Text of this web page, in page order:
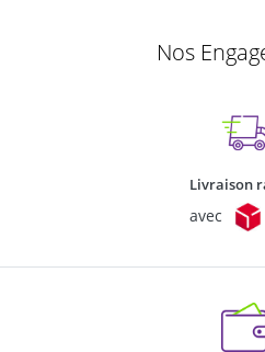
Nos
Livraison
avec